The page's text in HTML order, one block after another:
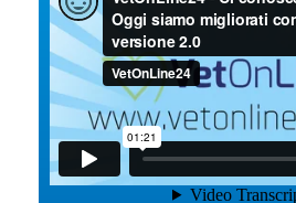
02/02/2018